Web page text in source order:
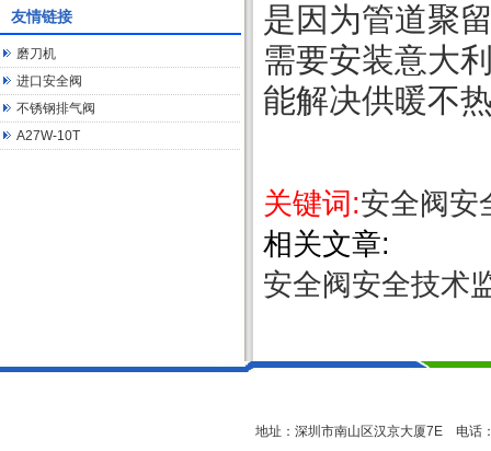
是因为管道聚
需要安装意大
能解决供暖不
关键词:安全阀安
相关文章:
安全阀安全技术
友情链接
磨刀机
进口安全阀
不锈钢排气阀
A27W-10T
地址：深圳市南山区汉京大厦7E 电